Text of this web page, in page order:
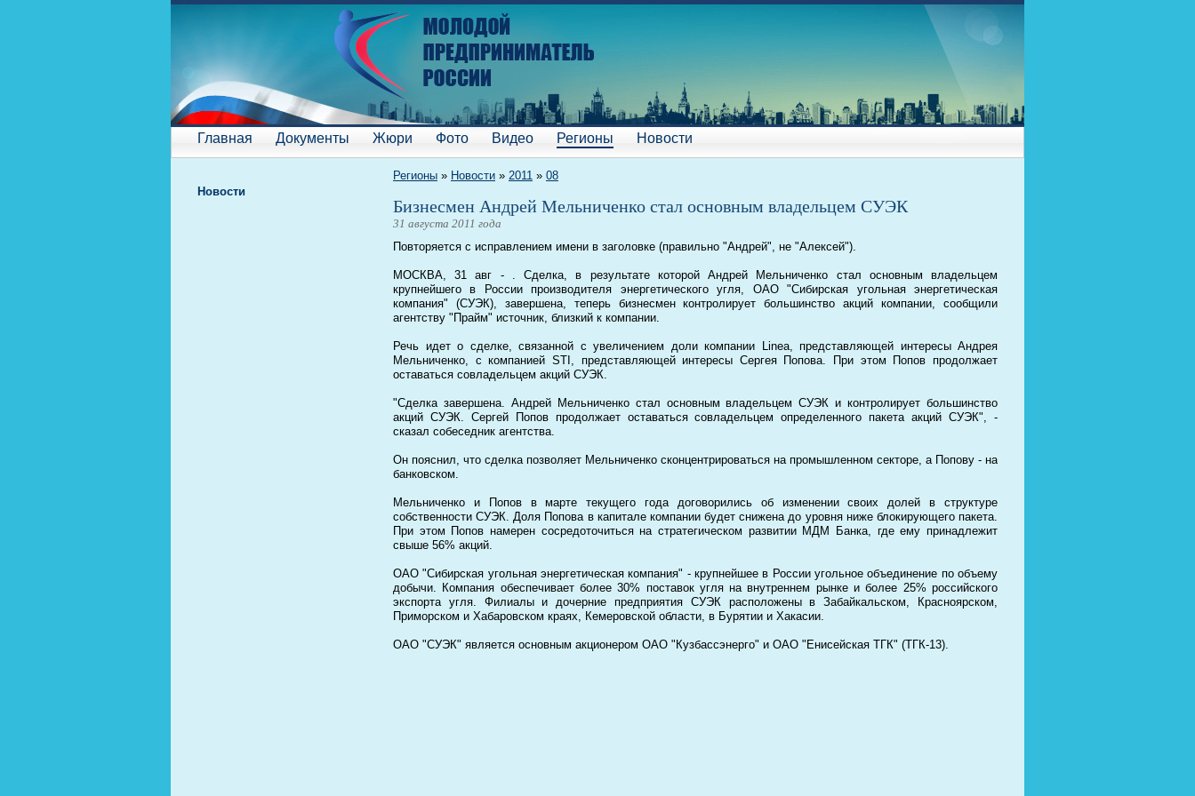
Главная Документы Жюри Фото Видео Регионы Новости
Регионы » Новости » 2011 » 08
Бизнесмен Андрей Мельниченко стал основным владельцем СУЭК
31 августа 2011 года
Повторяется с исправлением имени в заголовке (правильно "Андрей", не "Алексей").
МОСКВА, 31 авг - . Сделка, в результате которой Андрей Мельниченко стал основным владельцем
крупнейшего в России производителя энергетического угля, ОАО "Сибирская угольная энергетическая
компания" (СУЭК), завершена, теперь бизнесмен контролирует большинство акций компании, сообщили
агентству "Прайм" источник, близкий к компании.
Речь идет о сделке, связанной с увеличением доли компании Linea, представляющей интересы Андрея
Мельниченко, с компанией STI, представляющей интересы Сергея Попова. При этом Попов продолжает
оставаться совладельцем акций СУЭК.
"Сделка завершена. Андрей Мельниченко стал основным владельцем СУЭК и контролирует большинство
акций СУЭК. Сергей Попов продолжает оставаться совладельцем определенного пакета акций СУЭК", -
сказал собеседник агентства.
Он пояснил, что сделка позволяет Мельниченко сконцентрироваться на промышленном секторе, а Попову - на
банковском.
Мельниченко и Попов в марте текущего года договорились об изменении своих долей в структуре
собственности СУЭК. Доля Попова в капитале компании будет снижена до уровня ниже блокирующего пакета.
При этом Попов намерен сосредоточиться на стратегическом развитии МДМ Банка, где ему принадлежит
свыше 56% акций.
ОАО "Сибирская угольная энергетическая компания" - крупнейшее в России угольное объединение по объему
добычи. Компания обеспечивает более 30% поставок угля на внутреннем рынке и более 25% российского
экспорта угля. Филиалы и дочерние предприятия СУЭК расположены в Забайкальском, Красноярском,
Приморском и Хабаровском краях, Кемеровской области, в Бурятии и Хакасии.
ОАО "СУЭК" является основным акционером ОАО "Кузбассэнерго" и ОАО "Енисейская ТГК" (ТГК-13).
Новости